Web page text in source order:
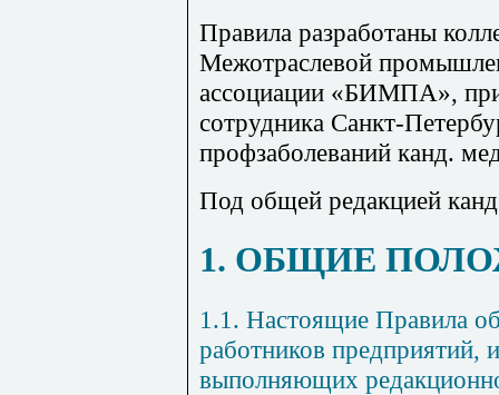
Правила разработаны
Межотраслевой
ассоциации «БИМПА», при
сотрудника Санкт-
профзаболеваний канд.
Под общей редакцией
1. ОБЩИЕ
1.1. Настоящие Правила
работников предприятий,
выполняющих